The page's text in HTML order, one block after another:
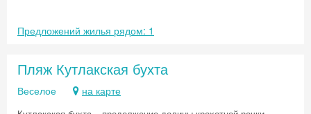
Предложений жилья рядом: 1
Пляж Кутлакская бухта
Веселое на карте